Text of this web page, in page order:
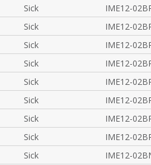
Sick IME12-
Sick IME12-
Sick IME12-
Sick IME12-
Sick IME12-
Sick IME12-
Sick IME12-
Sick IME12-
Sick IME12-